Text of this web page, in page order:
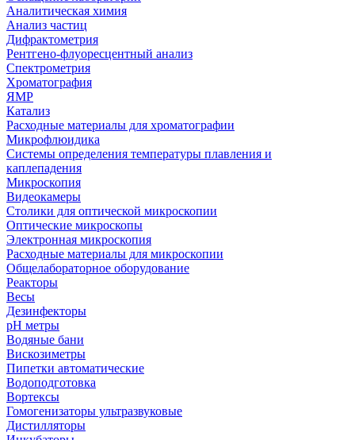
Аналитическая химия
Анализ частиц
Дифрактометрия
Рентгено-флуоресцентный анализ
Спектрометрия
Хроматография
ЯМР
Катализ
Расходные материалы для хроматографии
Микрофлюидика
Системы определения температуры плавления и
каплепадения
Микроскопия
Видеокамеры
Столики для оптической микроскопии
Оптические микроскопы
Электронная микроскопия
Расходные материалы для микроскопии
Общелабораторное оборудование
Реакторы
Весы
Дезинфекторы
рН метры
Водяные бани
Вискозиметры
Пипетки автоматические
Водоподготовка
Вортексы
Гомогенизаторы ультразвуковые
Дистилляторы